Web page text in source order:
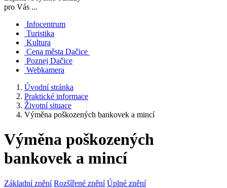
pro Vás ...
Infocentrum
Turistika
Kultura
Cena města Dačice
Poznej Dačice
Webkamera
Úvodní stránka
Praktické informace
Životní situace
Výměna poškozených bankovek a mincí
Výměna poškozených
bankovek a mincí
Základní znění Rozšířené znění Úplné znění